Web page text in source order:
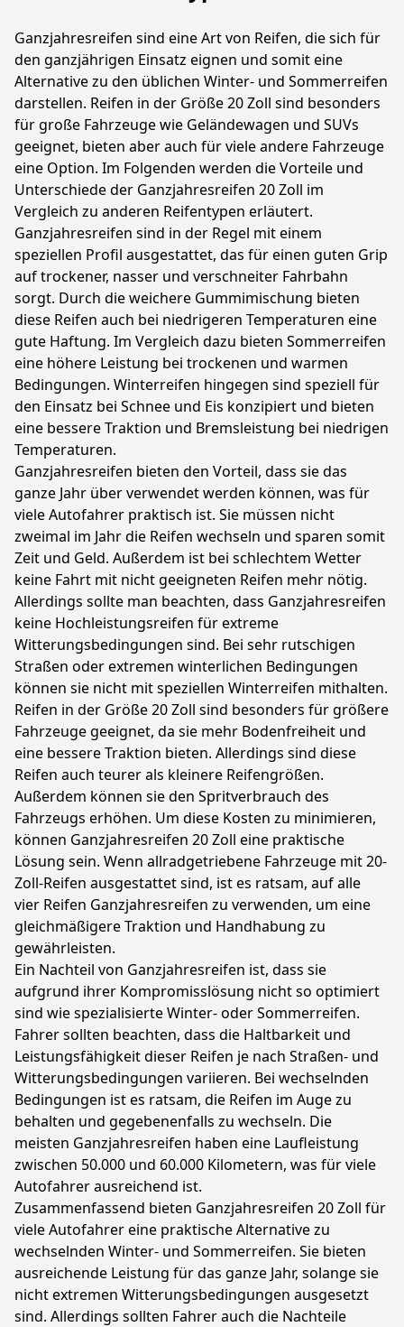
Ganzjahresreifen sind eine Art von Reifen, die sich für
den ganzjährigen Einsatz eignen und somit eine
Alternative zu den üblichen Winter- und Sommerreifen
darstellen. Reifen in der Größe 20 Zoll sind besonders
für große Fahrzeuge wie Geländewagen und SUVs
geeignet, bieten aber auch für viele andere Fahrzeuge
eine Option. Im Folgenden werden die Vorteile und
Unterschiede der Ganzjahresreifen 20 Zoll im
Vergleich zu anderen Reifentypen erläutert.
Ganzjahresreifen sind in der Regel mit einem
speziellen Profil ausgestattet, das für einen guten Grip
auf trockener, nasser und verschneiter Fahrbahn
sorgt. Durch die weichere Gummimischung bieten
diese Reifen auch bei niedrigeren Temperaturen eine
gute Haftung. Im Vergleich dazu bieten Sommerreifen
eine höhere Leistung bei trockenen und warmen
Bedingungen. Winterreifen hingegen sind speziell für
den Einsatz bei Schnee und Eis konzipiert und bieten
eine bessere Traktion und Bremsleistung bei niedrigen
Temperaturen.
Ganzjahresreifen bieten den Vorteil, dass sie das
ganze Jahr über verwendet werden können, was für
viele Autofahrer praktisch ist. Sie müssen nicht
zweimal im Jahr die Reifen wechseln und sparen somit
Zeit und Geld. Außerdem ist bei schlechtem Wetter
keine Fahrt mit nicht geeigneten Reifen mehr nötig.
Allerdings sollte man beachten, dass Ganzjahresreifen
keine Hochleistungsreifen für extreme
Witterungsbedingungen sind. Bei sehr rutschigen
Straßen oder extremen winterlichen Bedingungen
können sie nicht mit speziellen Winterreifen mithalten.
Reifen in der Größe 20 Zoll sind besonders für größere
Fahrzeuge geeignet, da sie mehr Bodenfreiheit und
eine bessere Traktion bieten. Allerdings sind diese
Reifen auch teurer als kleinere Reifengrößen.
Außerdem können sie den Spritverbrauch des
Fahrzeugs erhöhen. Um diese Kosten zu minimieren,
können Ganzjahresreifen 20 Zoll eine praktische
Lösung sein. Wenn allradgetriebene Fahrzeuge mit 20-
Zoll-Reifen ausgestattet sind, ist es ratsam, auf alle
vier Reifen Ganzjahresreifen zu verwenden, um eine
gleichmäßigere Traktion und Handhabung zu
gewährleisten.
Ein Nachteil von Ganzjahresreifen ist, dass sie
aufgrund ihrer Kompromisslösung nicht so optimiert
sind wie spezialisierte Winter- oder Sommerreifen.
Fahrer sollten beachten, dass die Haltbarkeit und
Leistungsfähigkeit dieser Reifen je nach Straßen- und
Witterungsbedingungen variieren. Bei wechselnden
Bedingungen ist es ratsam, die Reifen im Auge zu
behalten und gegebenenfalls zu wechseln. Die
meisten Ganzjahresreifen haben eine Laufleistung
zwischen 50.000 und 60.000 Kilometern, was für viele
Autofahrer ausreichend ist.
Zusammenfassend bieten Ganzjahresreifen 20 Zoll für
viele Autofahrer eine praktische Alternative zu
wechselnden Winter- und Sommerreifen. Sie bieten
ausreichende Leistung für das ganze Jahr, solange sie
nicht extremen Witterungsbedingungen ausgesetzt
sind. Allerdings sollten Fahrer auch die Nachteile